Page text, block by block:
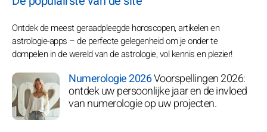
Ontdek de meest geraadpleegde horoscopen, artikelen en
astrologie-apps – de perfecte gelegenheid om je onder te
dompelen in de wereld van de astrologie, vol kennis en plezier!
Numerologie 2026Voorspellingen 2026:
ontdek uw persoonlijke jaar en de invloed
van numerologie op uw projecten.